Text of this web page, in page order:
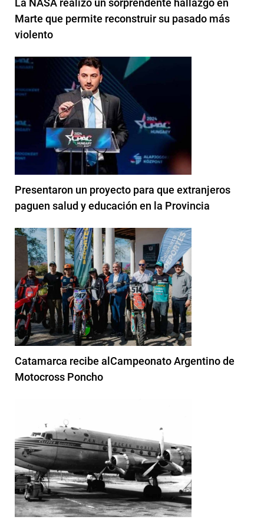
La NASA realizó un sorprendente hallazgo en
Marte que permite reconstruir su pasado más
violento
Presentaron un proyecto para que extranjeros
paguen salud y educación en la Provincia
Catamarca recibe alCampeonato Argentino de
Motocross Poncho